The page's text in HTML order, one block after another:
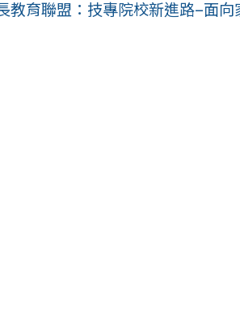
教育聯盟：技專院校新進路–面向